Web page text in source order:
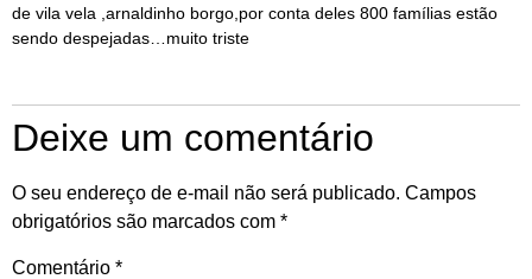
de vila vela ,arnaldinho borgo,por conta deles 800 famílias estão
sendo despejadas…muito triste
Deixe um comentário
O seu endereço de e-mail não será publicado. Campos
obrigatórios são marcados com *
Comentário *